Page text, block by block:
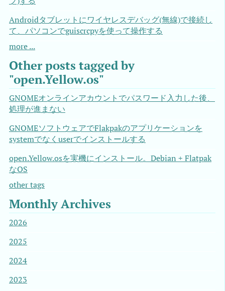
Androidタブレットにワイヤレスデバッグ(無線)で接続し
て、パソコンでguiscrcpyを使って操作する
more ...
Other posts tagged by
"open.Yellow.os"
GNOMEオンラインアカウントでパスワード入力した後、
処理が進まない
GNOMEソフトウェアでFlakpakのアプリケーションを
systemでなくuserでインストールする
open.Yellow.osを実機にインストール。Debian + Flatpak
なOS
other tags
Monthly Archives
2026
2025
2024
2023